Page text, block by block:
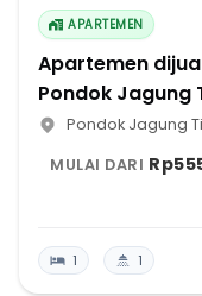
APARTEMEN
Apartemen
Pondok Jagung
Pondok Jagung
MULAI DARI
1 1